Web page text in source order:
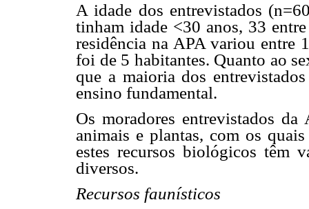
A idade dos entrevistados
tinham idade <30 anos, 33
residência na APA variou entre
foi de 5 habitantes. Quanto ao
que a maioria dos
ensino fundamental.
Os moradores entrevistados da
animais e plantas, com os
estes recursos biológicos têm
diversos.
Recursos faunísticos